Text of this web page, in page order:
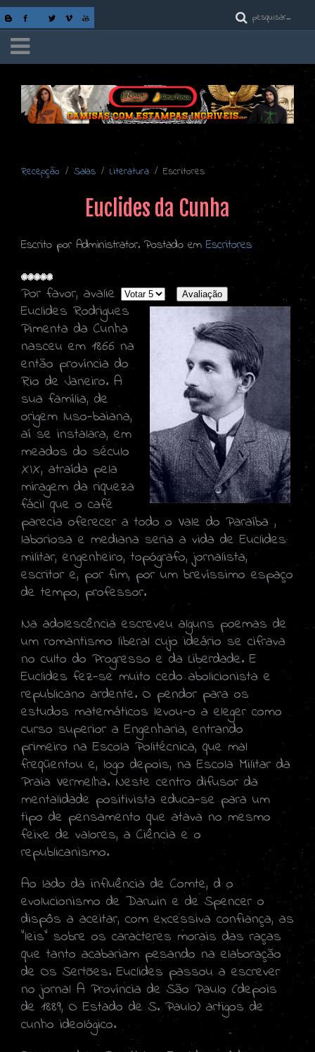
Recepção Salas Literatura Escritores
Euclides da Cunha
Escrito por Administrator. Postado em Escritores
Por favor, avalie
Euclides Rodrigues
Pimenta da Cunha
nasceu em 1866 na
então província do
Rio de Janeiro. A
sua família, de
origem luso-baiana,
aí se instalara, em
meados do século
XIX, atraída pela
miragem da riqueza
fácil que o café
parecia oferecer a todo o Vale do Paraíba ,
laboriosa e mediana seria a vida de Euclides:
militar, engenheiro, topógrafo, jornalista,
escritor e, por fim, por um brevíssimo espaço
de tempo, professor.
Na adolescência escreveu alguns poemas de
um romantismo liberal cujo ideário se cifrava
no culto do Progresso e da Liberdade. E
Euclides fez-se muito cedo abolicionista e
republicano ardente. O pendor para os
estudos matemáticos levou-o a eleger como
curso superior a Engenharia, entrando
primeiro na Escola Politécnica, que mal
freqüentou e, logo depois, na Escola Militar da
Praia Vermelha. Neste centro difusor da
mentalidade positivista educa-se para um
tipo de pensamento que atava no mesmo
feixe de valores, a Ciência e o
republicanismo.
Ao lado da influência de Comte, d o
evolucionismo de Darwin e de Spencer o
dispôs a aceitar, com excessiva confiança, as
"leis" sobre os caracteres morais das raças
que tanto acabariam pesando na elaboração
de Os Sertões. Euclides passou a escrever
no jornal A Província de São Paulo (depois
de 1889, O Estado de S. Paulo) artigos de
cunho ideológico.